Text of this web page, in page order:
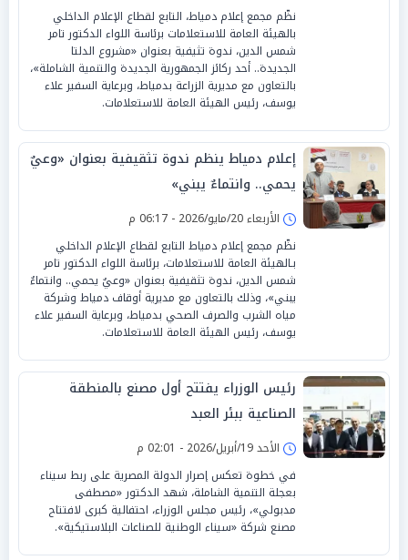
نظّم مجمع إعلام دمياط، التابع لقطاع الإعلام الداخلي
بالهيئة العامة للاستعلامات برئاسة اللواء الدكتور تامر
شمس الدين، ندوة تثيفية بعنوان «مشروع الدلتا
الجديدة.. أحد ركائز الجمهورية الجديدة والتنمية الشاملة»،
بالتعاون مع مديرية الزراعة بدمياط، وبرعاية السفير علاء
يوسف، رئيس الهيئة العامة للاستعلامات.
إعلام دمياط ينظم ندوة تثقيفية بعنوان «وعيٌ
يحمي.. وانتماءٌ يبني»
الأربعاء 20/مايو/2026 - 06:17 م
نظّم مجمع إعلام دمياط التابع لقطاع الإعلام الداخلي
بـالهيئة العامة للاستعلامات، برئاسة اللواء الدكتور تامر
شمس الدين، ندوة تثقيفية بعنوان «وعيٌ يحمي.. وانتماءٌ
يبني»، وذلك بالتعاون مع مديرية أوقاف دمياط وشركة
مياه الشرب والصرف الصحي بدمياط، وبرعاية السفير علاء
يوسف، رئيس الهيئة العامة للاستعلامات.
رئيس الوزراء يفتتح أول مصنع بالمنطقة
الصناعية ببئر العبد
الأحد 19/أبريل/2026 - 02:01 م
في خطوة تعكس إصرار الدولة المصرية على ربط سيناء
بعجلة التنمية الشاملة، شهد الدكتور «مصطفى
مدبولي»، رئيس مجلس الوزراء، احتفالية كبرى لافتتاح
مصنع شركة «سيناء الوطنية للصناعات البلاستيكية».